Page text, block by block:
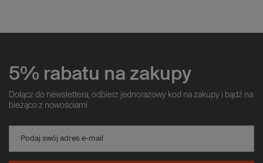
5% rabatu na zakupy
Dołącz do newslettera, odbierz jednorazowy kod na zakupy i bądź na
bieżąco z nowościami
Podaj swój adres e-mail